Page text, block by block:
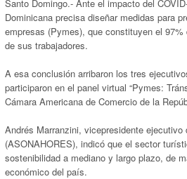
Santo Domingo.- Ante el impacto del
Dominicana precisa diseñar medidas para
empresas (Pymes), que constituyen el
de sus trabajadores.
A esa conclusión arribaron los tres
participaron en el panel virtual “Pymes:
Cámara Americana de Comercio de la
Andrés Marranzini, vicepresidente
(ASONAHORES), indicó que el sector
sostenibilidad a mediano y largo plazo, de
económico del país.